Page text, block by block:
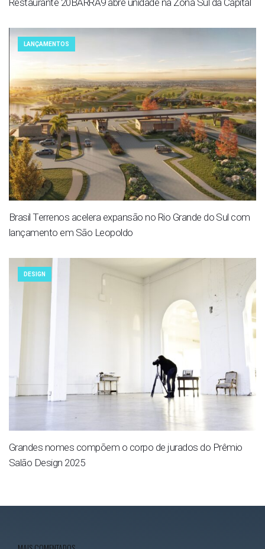
LANÇAMENTOS
Brasil Terrenos acelera expansão no Rio Grande do Sul com
lançamento em São Leopoldo
DESIGN
Grandes nomes compõem o corpo de jurados do Prêmio
Salão Design 2025